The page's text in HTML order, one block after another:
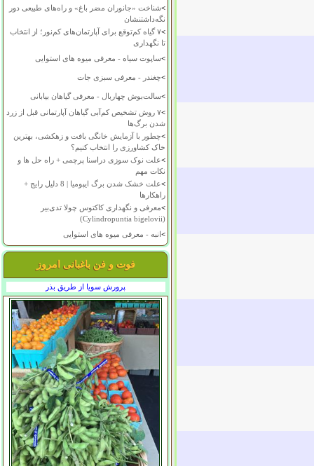
>شناخت «جانوران مضر باغ» و راه‌های طبیعی دور
نگه‌داشتنشان
>
۷ گیاه کم‌توقع برای آپارتمان‌های کم‌نور؛ از انتخاب
تا نگهداری
>ساپوت سیاه - معرفی میوه های استوایی
>چغندر - معرفی سبزی جات
>سالت‌بوش چهاربال - معرفی گیاهان بیابانی
>
۷ روش تشخیص کم‌آبی گیاهان آپارتمانی قبل از زرد
شدن برگ‌ها
>چطور با آزمایش خانگی بافت و زهکشی، بهترین
خاک کشاورزی را انتخاب کنیم؟
>علت نوک سوزی دراسنا پرچمی + راه حل ها و
نکات مهم
>
علت خشک شدن برگ ایپومیا | 8 دلیل رایج +
راهکارها
>معرفی و نگهداری کاکتوس چولا تدی‌بیر
(Cylindropuntia bigelovii)
>انبه - معرفی میوه های استوایی
فوت و فن باغبانی امروز
پرورش سویا از طریق بذر